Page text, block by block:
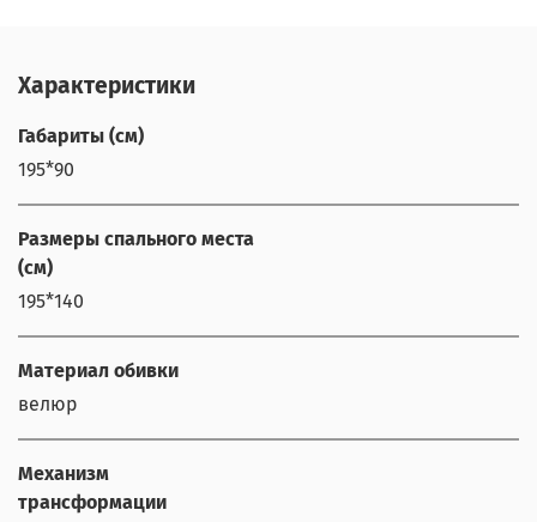
Характеристики
Габариты (см)
195*90
Размеры спального места
(см)
195*140
Материал обивки
велюр
Механизм
трансформации